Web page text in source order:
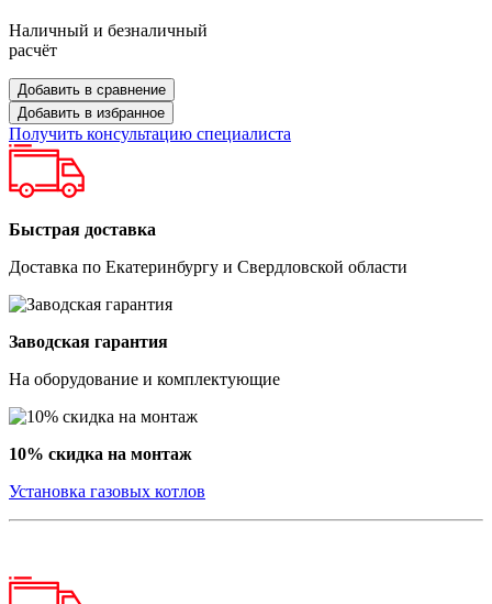
Наличный и безналичный
расчёт
Добавить в сравнение
Добавить в избранное
Получить консультацию специалиста
Быстрая доставка
Доставка по Екатеринбургу и Свердловской области
Заводская гарантия
На оборудование и комплектующие
10% скидка на монтаж
Установка газовых котлов